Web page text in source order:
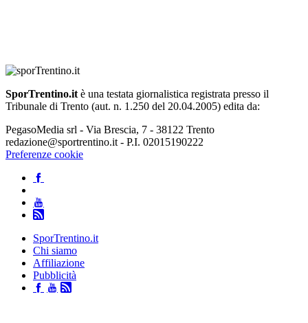
SporTrentino.it è una testata giornalistica registrata presso il
Tribunale di Trento (aut. n. 1.250 del 20.04.2005) edita da:
PegasoMedia srl - Via Brescia, 7 - 38122 Trento
redazione@sportrentino.it - P.I. 02015190222
Preferenze cookie
SporTrentino.it
Chi siamo
Affiliazione
Pubblicità